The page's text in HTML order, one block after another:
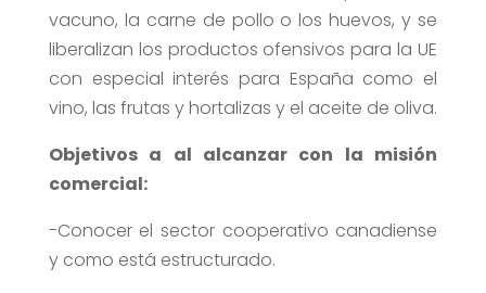
vacuno, la carne de pollo o los huevos, y se
liberalizan los productos ofensivos para la UE
con especial interés para España como el
vino, las frutas y hortalizas y el aceite de oliva.
Objetivos a al alcanzar con la misión
comercial:
-Conocer el sector cooperativo canadiense
y como está estructurado.